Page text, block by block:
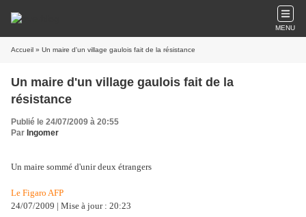
MENU
Accueil » Un maire d'un village gaulois fait de la résistance
Un maire d'un village gaulois fait de la
résistance
Publié le 24/07/2009 à 20:55
Par Ingomer
Un maire sommé d'unir deux étrangers
Le Figaro AFP
24/07/2009 | Mise à jour : 20:23